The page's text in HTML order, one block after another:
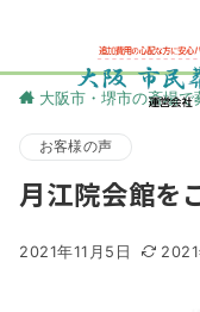
大阪市・堺市の斎場
お客様の声
月江院会館を
2021年11月5日 2021